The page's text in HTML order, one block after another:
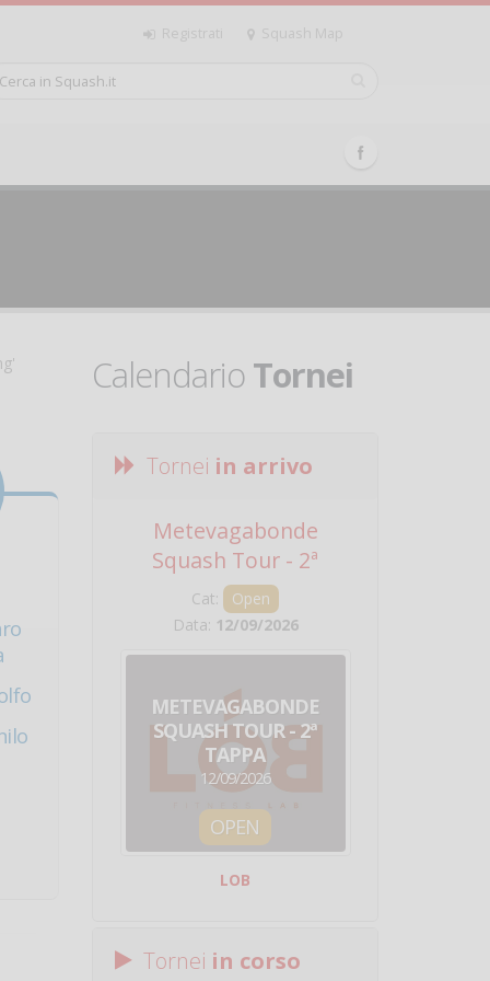
Registrati Squash Map
CalendarioTornei
Tornei in arrivo
Metevagabonde
Squash Tour - 2ª
Tappa
Cat:
Open
Data: 12/09/2026
METEVAGABONDE
SQUASH TOUR - 2ª
TAPPA
12/09/2026
OPEN
LOB
Tornei in corso